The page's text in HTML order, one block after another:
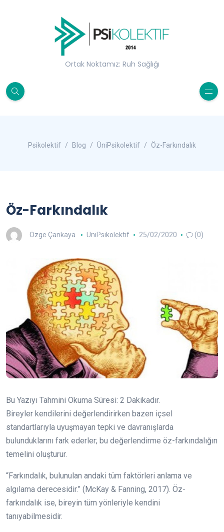
Ortak Noktamız: Ruh Sağlığı
Psikolektif Blog ÜniPsikolektif Öz-Farkındalık
Öz-Farkındalık
Özge Çankaya ÜniPsikolektif 25/02/2020 (0)
Bu Yazıyı Tahmini Okuma Süresi: 2 Dakikadır.
Bireyler kendilerini değerlendirirken bazen içsel
standartlarıyla uyuşmayan tepki ve davranışlarda
bulunduklarını fark ederler; bu değerlendirme öz-farkındalığın
temelini oluşturur.
“Farkındalık, bulunulan andaki tüm faktörleri anlama ve
algılama derecesidir.” (McKay & Fanning, 2017). Öz-
farkındalık ise, bireyin tüm yönleriyle kendini
tanıyabilmesidir.